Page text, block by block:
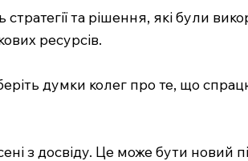
та рішення, які були
ресурсів.
думки колег про те, що
з досвіду. Це може бути новий